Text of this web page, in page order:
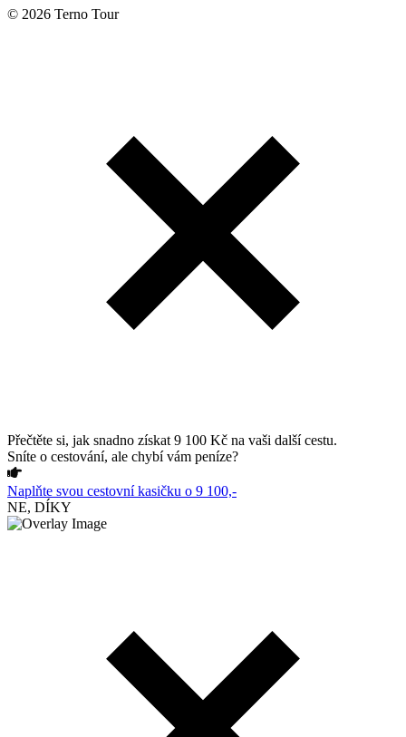
© 2026 Terno Tour
Přečtěte si, jak snadno získat 9 100 Kč na vaši další cestu.
Sníte o cestování, ale chybí vám peníze?
Naplňte svou cestovní kasičku o 9 100,-
NE, DÍKY